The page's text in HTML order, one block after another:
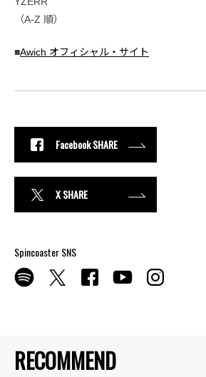
RECOMMEND
（A-Z 順）
■Awich オフィシャル・サイト
Facebook SHARE
X SHARE
Spincoaster SNS